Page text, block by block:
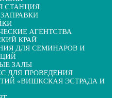
СТАНЦИЯ
АГЕНТСТВА
КРАЙ
ДЛЯ СЕМИНАРОВ И
ЗАЛЫ
ДЛЯ ПРОВЕДЕНИЯ
«ВИШКСКАЯ ЭСТРАДА И